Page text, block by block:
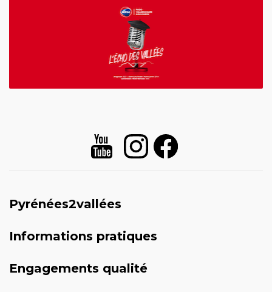
Pyrénées2vallées
Informations pratiques
Engagements qualité